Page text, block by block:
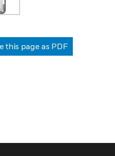
this page as PDF